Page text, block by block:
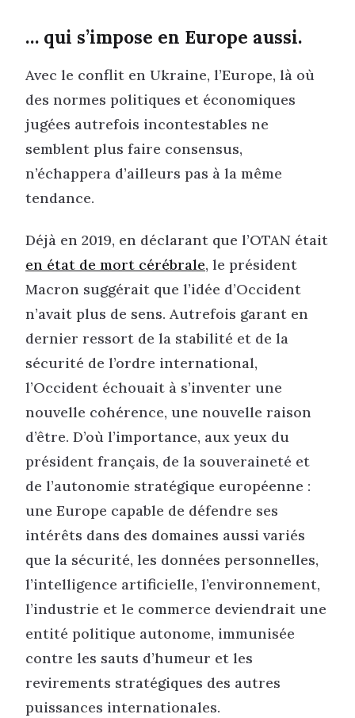
… qui s’impose en Europe aussi.
Avec le conflit en Ukraine, l’Europe, là où
des normes politiques et économiques
jugées autrefois incontestables ne
semblent plus faire consensus,
n’échappera d’ailleurs pas à la même
tendance.
Déjà en 2019, en déclarant que l’OTAN était
en état de mort cérébrale, le président
Macron suggérait que l’idée d’Occident
n’avait plus de sens. Autrefois garant en
dernier ressort de la stabilité et de la
sécurité de l’ordre international,
l’Occident échouait à s’inventer une
nouvelle cohérence, une nouvelle raison
d’être. D’où l’importance, aux yeux du
président français, de la souveraineté et
de l’autonomie stratégique européenne :
une Europe capable de défendre ses
intérêts dans des domaines aussi variés
que la sécurité, les données personnelles,
l’intelligence artificielle, l’environnement,
l’industrie et le commerce deviendrait une
entité politique autonome, immunisée
contre les sauts d’humeur et les
revirements stratégiques des autres
puissances internationales.